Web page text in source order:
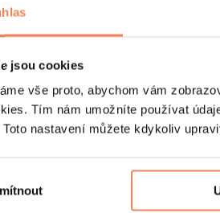
jsou cookies
vše proto, abychom vám
Tím nám umožníte používat
nastavení můžete kdykoliv